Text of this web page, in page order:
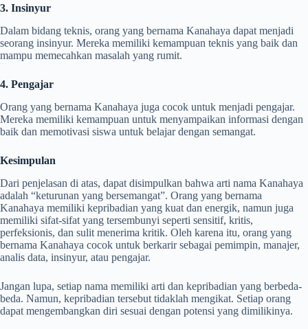
3. Insinyur
Dalam bidang teknis, orang yang bernama Kanahaya dapat menjadi
seorang insinyur. Mereka memiliki kemampuan teknis yang baik dan
mampu memecahkan masalah yang rumit.
4. Pengajar
Orang yang bernama Kanahaya juga cocok untuk menjadi pengajar.
Mereka memiliki kemampuan untuk menyampaikan informasi dengan
baik dan memotivasi siswa untuk belajar dengan semangat.
Kesimpulan
Dari penjelasan di atas, dapat disimpulkan bahwa arti nama Kanahaya
adalah “keturunan yang bersemangat”. Orang yang bernama
Kanahaya memiliki kepribadian yang kuat dan energik, namun juga
memiliki sifat-sifat yang tersembunyi seperti sensitif, kritis,
perfeksionis, dan sulit menerima kritik. Oleh karena itu, orang yang
bernama Kanahaya cocok untuk berkarir sebagai pemimpin, manajer,
analis data, insinyur, atau pengajar.
Jangan lupa, setiap nama memiliki arti dan kepribadian yang berbeda-
beda. Namun, kepribadian tersebut tidaklah mengikat. Setiap orang
dapat mengembangkan diri sesuai dengan potensi yang dimilikinya.